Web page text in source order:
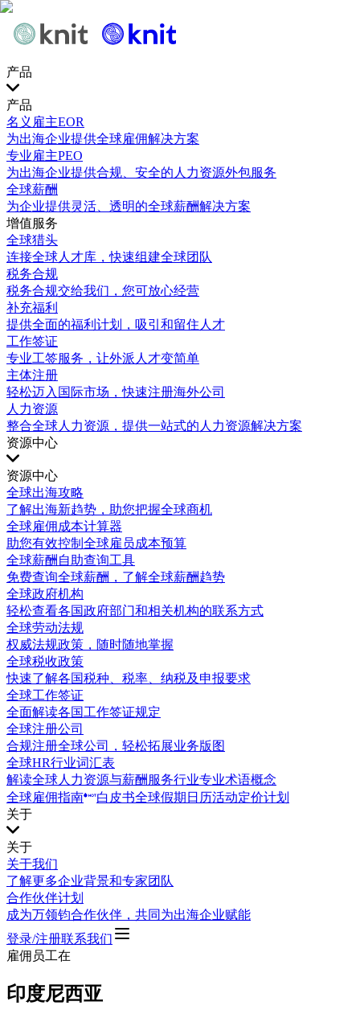
产品
产品
名义雇主EOR
为出海企业提供全球雇佣解决方案
专业雇主PEO
为出海企业提供合规、安全的人力资源外包服务
全球薪酬
为企业提供灵活、透明的全球薪酬解决方案
增值服务
全球猎头
连接全球人才库，快速组建全球团队
税务合规
税务合规交给我们，您可放心经营
补充福利
提供全面的福利计划，吸引和留住人才
工作签证
专业工签服务，让外派人才变简单
主体注册
轻松迈入国际市场，快速注册海外公司
人力资源
整合全球人力资源，提供一站式的人力资源解决方案
资源中心
资源中心
全球出海攻略
了解出海新趋势，助您把握全球商机
全球雇佣成本计算器
助您有效控制全球雇员成本预算
全球薪酬自助查询工具
免费查询全球薪酬，了解全球薪酬趋势
全球政府机构
轻松查看各国政府部门和相关机构的联系方式
全球劳动法规
权威法规政策，随时随地掌握
全球税收政策
快速了解各国税种、税率、纳税及申报要求
全球工作签证
全面解读各国工作签证规定
全球注册公司
合规注册全球公司，轻松拓展业务版图
全球HR行业词汇表
解读全球人力资源与薪酬服务行业专业术语概念
全球雇佣指南
白皮书全球假期日历活动定价计划
关于
关于
关于我们
了解更多企业背景和专家团队
合作伙伴计划
成为万领钧合作伙伴，共同为出海企业赋能
登录/注册联系我们
雇佣员工在
印度尼西亚